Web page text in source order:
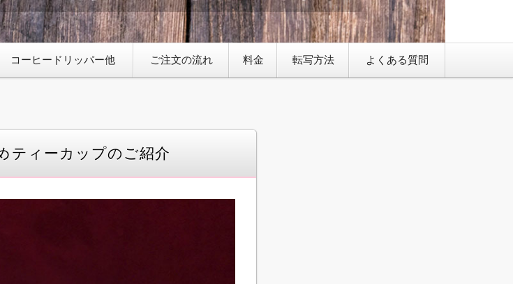
コーヒードリッパー他 ご注文の流れ 料金 転写方法 よくある質問
ティーカップのご紹介